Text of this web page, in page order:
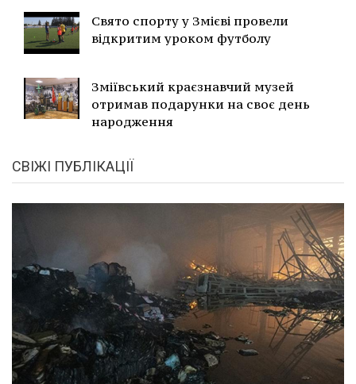
Свято спорту у Змієві провели
відкритим уроком футболу
Зміївський краєзнавчий музей
отримав подарунки на своє день
народження
СВІЖІ ПУБЛІКАЦІЇ